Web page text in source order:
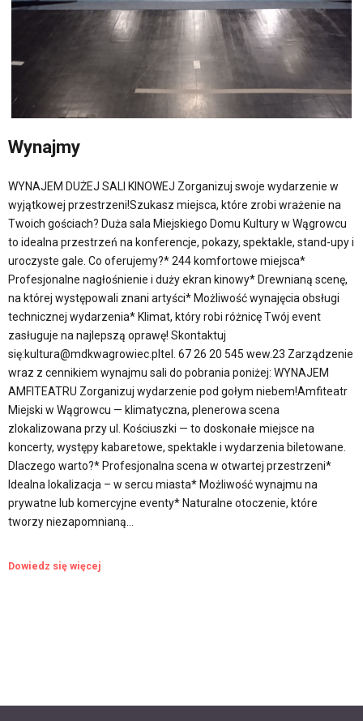
Wynajmy
WYNAJEM DUŻEJ SALI KINOWEJ Zorganizuj swoje wydarzenie w
wyjątkowej przestrzeni!Szukasz miejsca, które zrobi wrażenie na
Twoich gościach? Duża sala Miejskiego Domu Kultury w Wągrowcu
to idealna przestrzeń na konferencje, pokazy, spektakle, stand-upy i
uroczyste gale. Co oferujemy?* 244 komfortowe miejsca*
Profesjonalne nagłośnienie i duży ekran kinowy* Drewnianą scenę,
na której występowali znani artyści* Możliwość wynajęcia obsługi
technicznej wydarzenia* Klimat, który robi różnicę Twój event
zasługuje na najlepszą oprawę! Skontaktuj
się:kultura@mdkwagrowiec.pltel. 67 26 20 545 wew.23 Zarządzenie
wraz z cennikiem wynajmu sali do pobrania poniżej: WYNAJEM
AMFITEATRU Zorganizuj wydarzenie pod gołym niebem!Amfiteatr
Miejski w Wągrowcu — klimatyczna, plenerowa scena
zlokalizowana przy ul. Kościuszki — to doskonałe miejsce na
koncerty, występy kabaretowe, spektakle i wydarzenia biletowane.
Dlaczego warto?* Profesjonalna scena w otwartej przestrzeni*
Idealna lokalizacja – w sercu miasta* Możliwość wynajmu na
prywatne lub komercyjne eventy* Naturalne otoczenie, które
tworzy niezapomnianą…
Dowiedz się więcej